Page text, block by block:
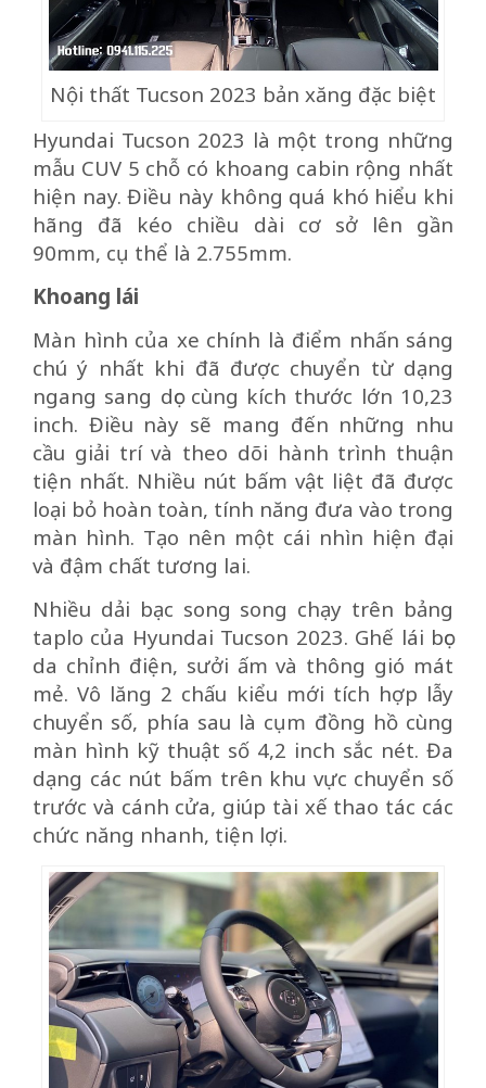
Nội thất Tucson 2023 bản xăng đặc biệt
Hyundai Tucson 2023 là một trong những
mẫu CUV 5 chỗ có khoang cabin rộng nhất
hiện nay. Điều này không quá khó hiểu khi
hãng đã kéo chiều dài cơ sở lên gần
90mm, cụ thể là 2.755mm.
Khoang lái
Màn hình của xe chính là điểm nhấn sáng
chú ý nhất khi đã được chuyển từ dạng
ngang sang dọc cùng kích thước lớn 10,23
inch. Điều này sẽ mang đến những nhu
cầu giải trí và theo dõi hành trình thuận
tiện nhất. Nhiều nút bấm vật liệt đã được
loại bỏ hoàn toàn, tính năng đưa vào trong
màn hình. Tạo nên một cái nhìn hiện đại
và đậm chất tương lai.
Nhiều dải bạc song song chạy trên bảng
taplo của Hyundai Tucson 2023. Ghế lái bọc
da chỉnh điện, sưởi ấm và thông gió mát
mẻ. Vô lăng 2 chấu kiểu mới tích hợp lẫy
chuyển số, phía sau là cụm đồng hồ cùng
màn hình kỹ thuật số 4,2 inch sắc nét. Đa
dạng các nút bấm trên khu vực chuyển số
trước và cánh cửa, giúp tài xế thao tác các
chức năng nhanh, tiện lợi.